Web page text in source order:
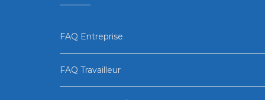
FAQ Entreprise
FAQ Travailleur